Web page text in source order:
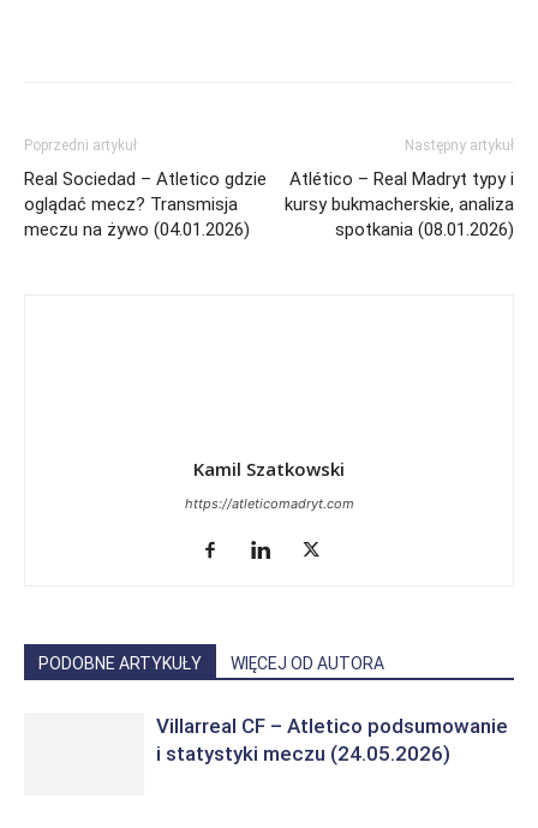
Poprzedni artykuł
Real Sociedad – Atletico gdzie
oglądać mecz? Transmisja
meczu na żywo (04.01.2026)
Następny artykuł
Atlético – Real Madryt typy i
kursy bukmacherskie, analiza
spotkania (08.01.2026)
Kamil Szatkowski
https://atleticomadryt.com
PODOBNE ARTYKUŁY WIĘCEJ OD AUTORA
Villarreal CF – Atletico podsumowanie
i statystyki meczu (24.05.2026)